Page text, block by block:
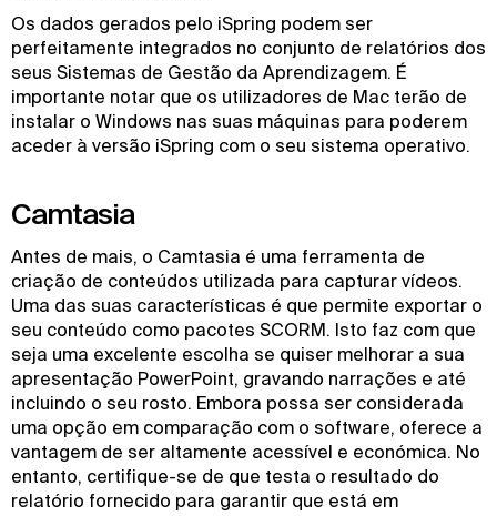
Os dados gerados pelo iSpring podem ser
perfeitamente integrados no conjunto de relatórios dos
seus Sistemas de Gestão da Aprendizagem. É
importante notar que os utilizadores de Mac terão de
instalar o Windows nas suas máquinas para poderem
aceder à versão iSpring com o seu sistema operativo.
Camtasia
Antes de mais, o Camtasia é uma ferramenta de
criação de conteúdos utilizada para capturar vídeos.
Uma das suas características é que permite exportar o
seu conteúdo como pacotes SCORM. Isto faz com que
seja uma excelente escolha se quiser melhorar a sua
apresentação PowerPoint, gravando narrações e até
incluindo o seu rosto. Embora possa ser considerada
uma opção em comparação com o software, oferece a
vantagem de ser altamente acessível e económica. No
entanto, certifique-se de que testa o resultado do
relatório fornecido para garantir que está em